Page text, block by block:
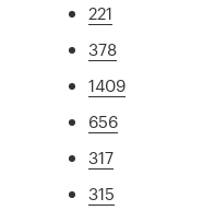
221
378
1409
656
317
315